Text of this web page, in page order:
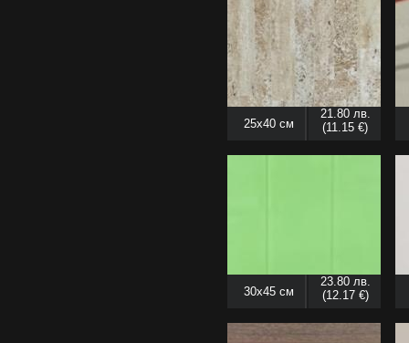
25x40 см
21.80 лв.
(11.15 €)
30x45 см
23.80 лв.
(12.17 €)